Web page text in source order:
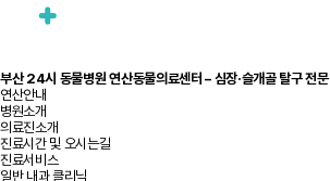
부산 24시 동물병원 연산동물의료센터 – 심장·슬개골 탈구 전문
연산안내
병원소개
의료진소개
진료시간 및 오시는길
진료서비스
일반 내과 클리닉